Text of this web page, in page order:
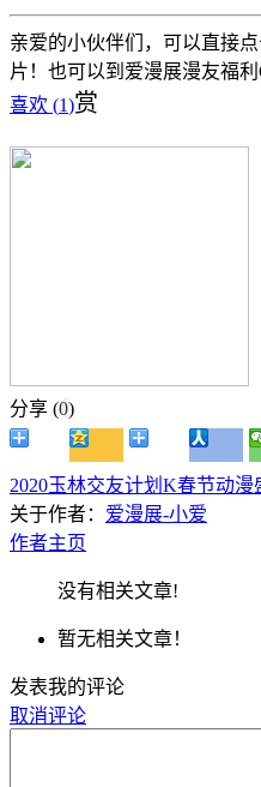
亲爱的小伙伴们，可以直接
片！也可以到爱漫展漫友福利
喜欢 (1)赏
分享 (0)
2020玉林交友计划K春节动漫
关于作者： 爱漫展-小爱
作者主页
没有相关文章!
暂无相关文章！
发表我的评论
取消评论